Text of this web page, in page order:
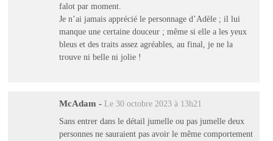
falot par moment.
Je n’ai jamais apprécié le personnage d’Adèle ; il lui
manque une certaine douceur ; même si elle a les yeux
bleus et des traits assez agréables, au final, je ne la
trouve ni belle ni jolie !
McAdam - Le 30 octobre 2023 à 13h21
Sans entrer dans le détail jumelle ou pas jumelle deux
personnes ne sauraient pas avoir le même comportement